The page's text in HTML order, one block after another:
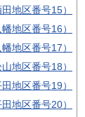
地区番号15）
地区番号16）
地区番号17）
地区番号18）
地区番号19）
地区番号20）